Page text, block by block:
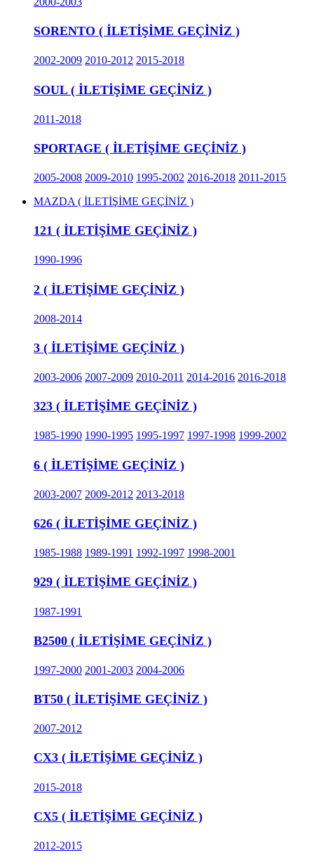
SORENTO ( İLETİŞİME GEÇİNİZ )
2002-2009 2010-2012 2015-2018
SOUL ( İLETİŞİME GEÇİNİZ )
2011-2018
SPORTAGE ( İLETİŞİME GEÇİNİZ )
2005-2008 2009-2010 1995-2002 2016-2018 2011-2015
MAZDA ( İLETİŞİME GEÇİNİZ )
121 ( İLETİŞİME GEÇİNİZ )
1990-1996
2 ( İLETİŞİME GEÇİNİZ )
2008-2014
3 ( İLETİŞİME GEÇİNİZ )
2003-2006 2007-2009 2010-2011 2014-2016 2016-2018
323 ( İLETİŞİME GEÇİNİZ )
1985-1990 1990-1995 1995-1997 1997-1998 1999-2002
6 ( İLETİŞİME GEÇİNİZ )
2003-2007 2009-2012 2013-2018
626 ( İLETİŞİME GEÇİNİZ )
1985-1988 1989-1991 1992-1997 1998-2001
929 ( İLETİŞİME GEÇİNİZ )
1987-1991
B2500 ( İLETİŞİME GEÇİNİZ )
1997-2000 2001-2003 2004-2006
BT50 ( İLETİŞİME GEÇİNİZ )
2007-2012
CX3 ( İLETİŞİME GEÇİNİZ )
2015-2018
CX5 ( İLETİŞİME GEÇİNİZ )
2012-2015